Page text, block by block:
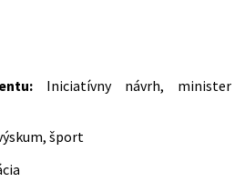
Iniciatívny návrh, minister
šport